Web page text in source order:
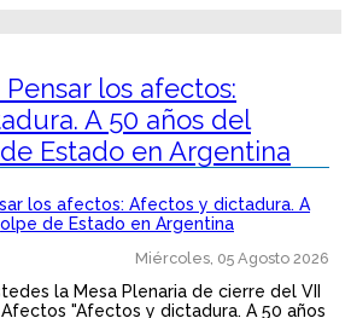
los afectos:
A 50 años del
Estado en Argentina
Miércoles, 05 Agosto 2026
la Mesa Plenaria de cierre del VII
"Afectos y dictadura. A 50 años